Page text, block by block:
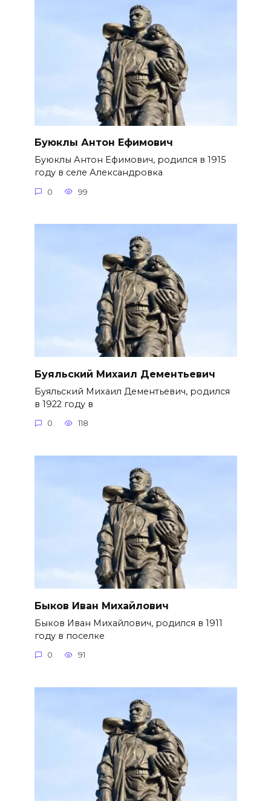
Буюклы Антон Ефимович
Буюклы Антон Ефимович, родился в 1915
году в селе Александровка
0 99
Буяльский Михаил Дементьевич
Буяльский Михаил Дементьевич, родился
в 1922 году в
0 118
Быков Иван Михайлович
Быков Иван Михайлович, родился в 1911
году в поселке
0 91